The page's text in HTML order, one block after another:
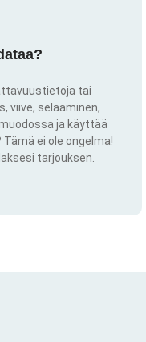
tai
viive, selaaminen,
ja käyttää
ei ole ongelma!
tarjouksen.